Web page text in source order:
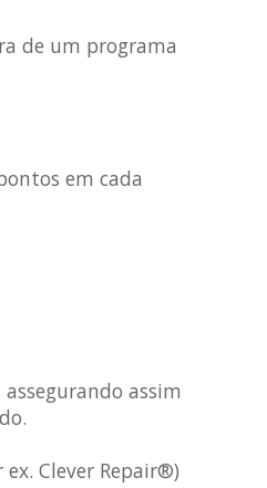
de um programa
em cada
assim
Clever Repair®)